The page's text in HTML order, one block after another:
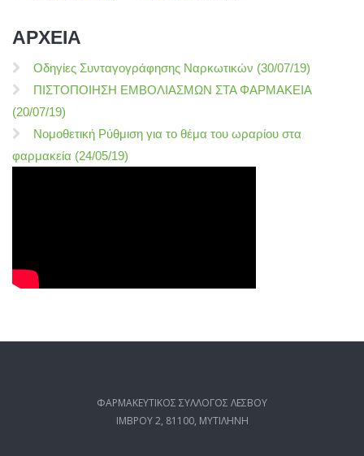
ΑΡΧΕΙΑ
Οδηγίες Συνταγογράφησης Ναρκωτικών (30/07/19)
ΠΙΣΤΟΠΟΙΗΣΗ ΕΜΒΟΛΙΑΣΜΩΝ ΣΤΑ ΦΑΡΜΑΚΕΙΑ
(20/07/19)
Νομοθετική Ρύθμιση για το θέμα του ωραρίου στα
φαρμακεία (24/05/19)
ΦΑΡΜΑΚΕΥΤΙΚΟΣ ΣΥΛΛΟΓΟΣ ΛΕΣΒΟΥ
ΙΜΒΡΟΥ 2, 81100, ΜΥΤΙΛΗΝΗ